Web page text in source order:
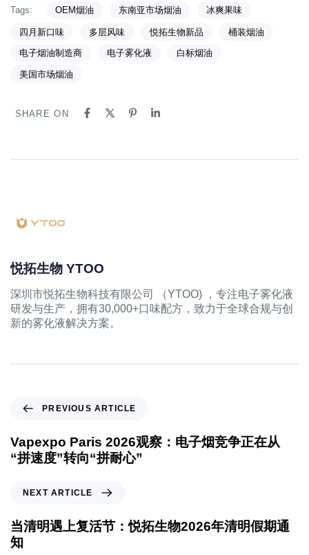
Tags: OEM烟油 东南亚市场烟油 冰爽果味
四月新口味 多层风味 悦拓生物新品 桶装烟油
电子烟油制造商 电子雾化液 白标烟油
美国市场烟油
SHARE ON
悦拓生物 YTOO
深圳市悦拓生物科技有限公司 （YTOO) ，专注电子雾化液
研发与生产，拥有30,000+口味配方，致力于全球合规与创
新的雾化液解决方案。
PREVIOUS ARTICLE
Vapexpo Paris 2026观察：电子烟竞争正在从
“拼速度”转向“拼耐心”
NEXT ARTICLE
当清明遇上复活节：悦拓生物2026年清明假期通
知